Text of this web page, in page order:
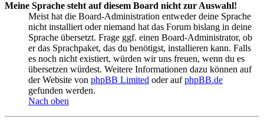
Meine Sprache steht auf diesem Board nicht zur Auswahl!
Meist hat die Board-Administration entweder deine Sprache
nicht installiert oder niemand hat das Forum bislang in deine
Sprache übersetzt. Frage ggf. einen Board-Administrator, ob
er das Sprachpaket, das du benötigst, installieren kann. Falls
es noch nicht existiert, würden wir uns freuen, wenn du es
übersetzen würdest. Weitere Informationen dazu können auf
der Website von phpBB Limited oder aufphpBB.de
gefunden werden.
Nach oben